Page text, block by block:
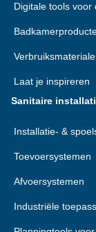
Digitale tools voor
Laat je inspireren
Sanitaire
Installatie- &
Toevoersystemen
Afvoersystemen
Industriële